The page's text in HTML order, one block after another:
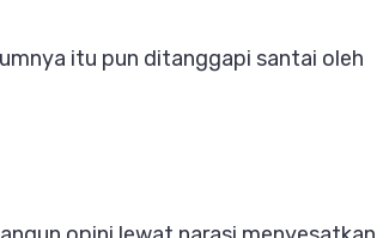
itu pun ditanggapi santai oleh